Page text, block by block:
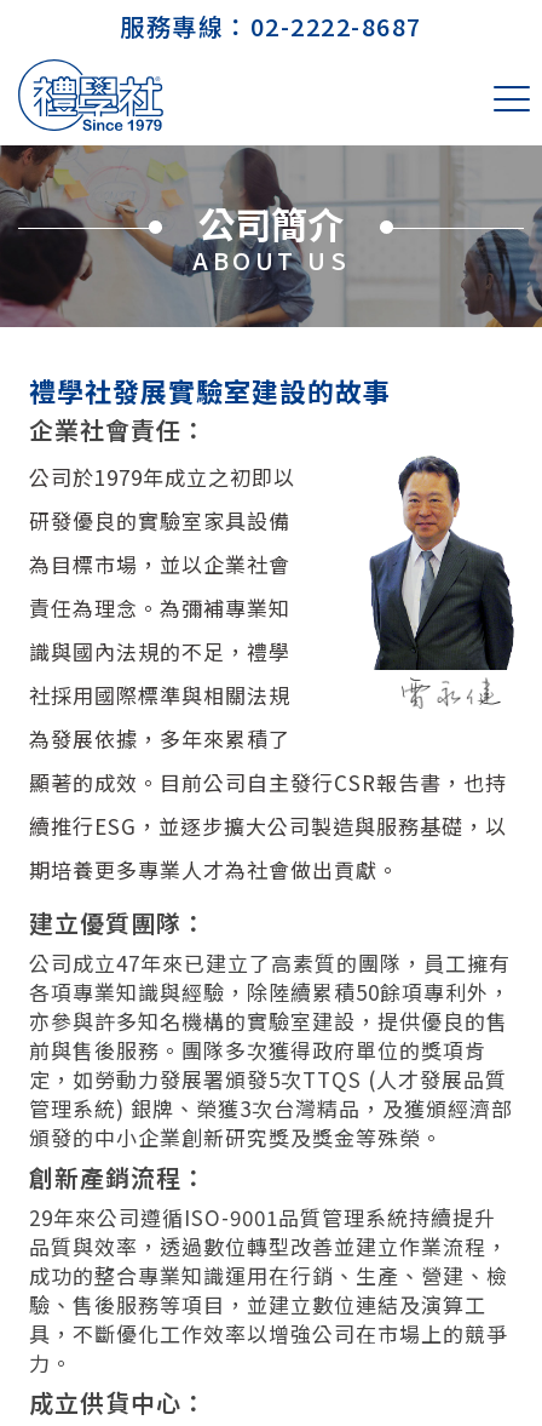
服務專線： 02-2222-8687
公司簡介
ABOUT US
禮學社發展實驗室建設的故事
企業社會責任：
公司於1979年成立之初即以
研發優良的實驗室家具設備
為目標市場，並以企業社會
責任為理念。為彌補專業知
識與國內法規的不足，禮學
社採用國際標準與相關法規
為發展依據，多年來累積了
顯著的成效。目前公司自主發行CSR報告書，也持
續推行ESG，並逐步擴大公司製造與服務基礎，以
期培養更多專業人才為社會做出貢獻。
建立優質團隊：
公司成立47年來已建立了高素質的團隊，員工擁有
各項專業知識與經驗，除陸續累積50餘項專利外，
亦參與許多知名機構的實驗室建設，提供優良的售
前與售後服務。團隊多次獲得政府單位的獎項肯
定，如勞動力發展署頒發5次TTQS (人才發展品質
管理系統) 銀牌、榮獲3次台灣精品，及獲頒經濟部
頒發的中小企業創新研究獎及獎金等殊榮。
創新產銷流程：
29年來公司遵循ISO-9001品質管理系統持續提升
品質與效率，透過數位轉型改善並建立作業流程，
成功的整合專業知識運用在行銷、生產、營建、檢
驗、售後服務等項目，並建立數位連結及演算工
具，不斷優化工作效率以增強公司在市場上的競爭
力。
成立供貨中心：